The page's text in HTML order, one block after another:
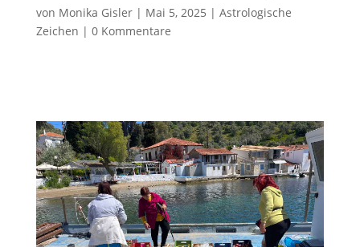
von Monika Gisler| Mai 5, 2025 | Astrologische
Zeichen | 0 Kommentare